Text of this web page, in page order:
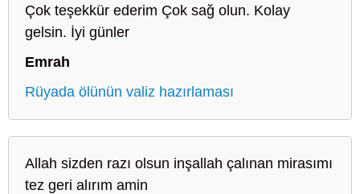
Çok teşekkür ederim Çok sağ olun. Kolay
gelsin. İyi günler
Emrah
Rüyada ölünün valiz hazırlaması
Allah sizden razı olsun inşallah çalınan mirasımı
tez geri alırım amin